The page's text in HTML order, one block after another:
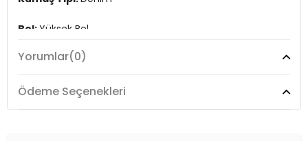
Bel:Yüksek Bel
Boy:Standart
Paça Tipi:Geniş Paça
Yorumlar(0)
Ödeme Seçenekleri